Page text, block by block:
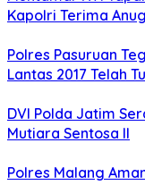
Kapolri Terima
Polres Pasuruan
Lantas 2017 Telah
DVI Polda Jatim
Mutiara Sentosa II
Polres Malang